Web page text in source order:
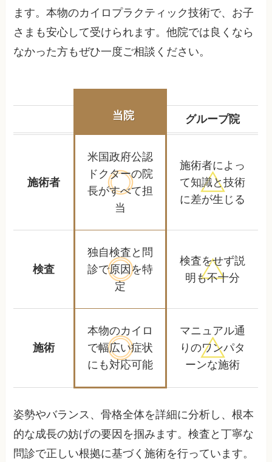
ます。本物のカイロプラクティック技術で、お子
さまも安心して受けられます。他院では良くなら
なかった方もぜひ一度ご相談ください。
当院 グループ院
施術者
米国政府公認
ドクターの院
長がすべて担
当
施術者によっ
て知識と技術
に差が生じる
検査
独自検査と問
診で原因を特
定
検査をせず説
明も不十分
施術
本物のカイロ
で幅広い症状
にも対応可能
マニュアル通
りのワンパタ
ーンな施術
姿勢やバランス、骨格全体を詳細に分析し、根本
的な成長の妨げの要因を掴みます。検査と丁寧な
問診で正しい根拠に基づく施術を行っています。